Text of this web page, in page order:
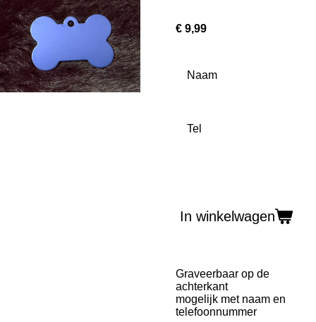
€ 9,99
Naam
Tel
In winkelwagen
Graveerbaar op de
achterkant
mogelijk met naam en
telefoonnummer